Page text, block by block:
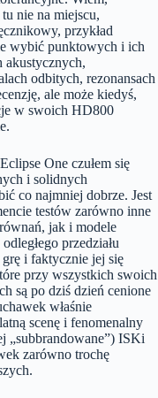
nie na miejscu,
przykład
wybić punktowych i ich
akustycznych,
odbitych, rezonansach
ale może kiedyś,
w swoich HD800
One czułem się
i solidnych
co najmniej dobrze. Jest
testów zarówno inne
jak i modele
przedziału
i faktycznie jej się
przy wszystkich swoich
są po dziś dzień cenione
właśnie
scenę i fenomenalny
„subbrandowane”) ISKi
zarówno trochę